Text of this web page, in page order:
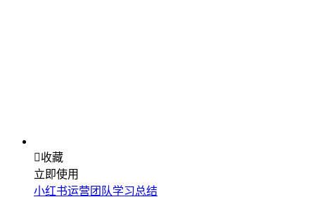
收藏
立即使用
小红书运营团队学习总结